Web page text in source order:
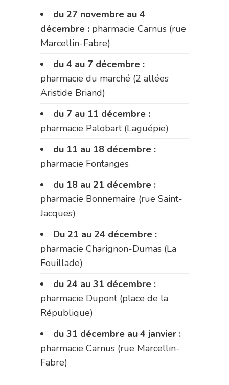
du 27 novembre au 4
décembre : pharmacie Carnus (rue
Marcellin-Fabre)
du 4 au 7 décembre :
pharmacie du marché (2 allées
Aristide Briand)
du 7 au 11 décembre :
pharmacie Palobart (Laguépie)
du 11 au 18 décembre :
pharmacie Fontanges
du 18 au 21 décembre :
pharmacie Bonnemaire (rue Saint-
Jacques)
Du 21 au 24 décembre :
pharmacie Charignon-Dumas (La
Fouillade)
du 24 au 31 décembre :
pharmacie Dupont (place de la
République)
du 31 décembre au 4 janvier :
pharmacie Carnus (rue Marcellin-
Fabre)